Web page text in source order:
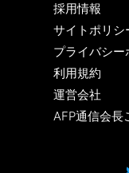
採用情報
サイトポリシ
プライバシー
利用規約
運営会社
AFP通信会長